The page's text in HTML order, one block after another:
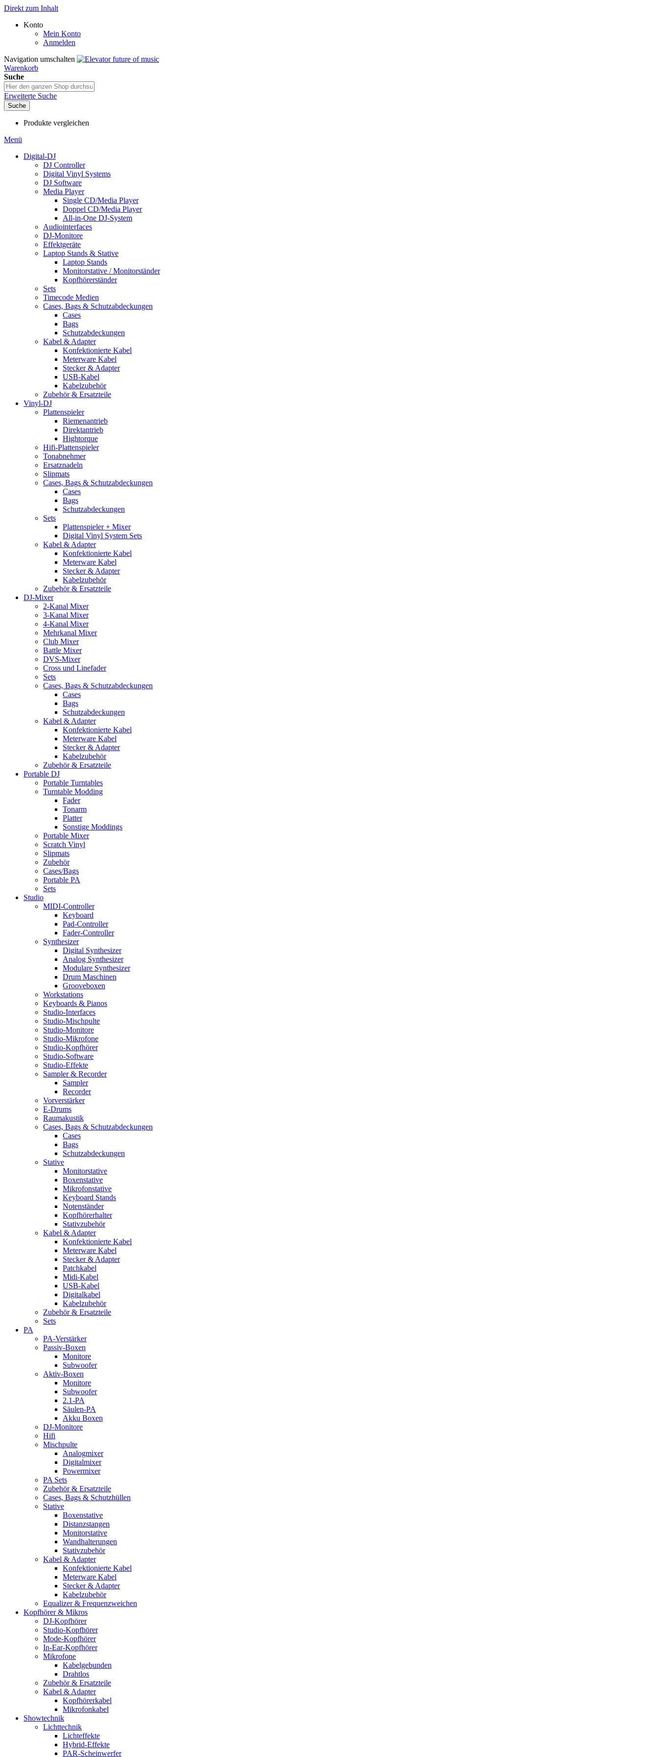
Direkt zum Inhalt
Konto
Mein Konto
Anmelden
Navigation umschalten
Warenkorb
Suche
Erweiterte Suche
Suche
Produkte vergleichen
Menü
Digital-DJ
DJ Controller
Digital Vinyl Systems
DJ Software
Media Player
Single CD/Media Player
Doppel CD/Media Player
All-in-One DJ-System
Audiointerfaces
DJ-Monitore
Effektgeräte
Laptop Stands & Stative
Laptop Stands
Monitorstative / Monitorständer
Kopfhörerständer
Sets
Timecode Medien
Cases, Bags & Schutzabdeckungen
Cases
Bags
Schutzabdeckungen
Kabel & Adapter
Konfektionierte Kabel
Meterware Kabel
Stecker & Adapter
USB-Kabel
Kabelzubehör
Zubehör & Ersatzteile
Vinyl-DJ
Plattenspieler
Riemenantrieb
Direktantrieb
Hightorque
Hifi-Plattenspieler
Tonabnehmer
Ersatznadeln
Slipmats
Cases, Bags & Schutzabdeckungen
Cases
Bags
Schutzabdeckungen
Sets
Plattenspieler + Mixer
Digital Vinyl System Sets
Kabel & Adapter
Konfektionierte Kabel
Meterware Kabel
Stecker & Adapter
Kabelzubehör
Zubehör & Ersatzteile
DJ-Mixer
2-Kanal Mixer
3-Kanal Mixer
4-Kanal Mixer
Mehrkanal Mixer
Club Mixer
Battle Mixer
DVS-Mixer
Cross und Linefader
Sets
Cases, Bags & Schutzabdeckungen
Cases
Bags
Schutzabdeckungen
Kabel & Adapter
Konfektionierte Kabel
Meterware Kabel
Stecker & Adapter
Kabelzubehör
Zubehör & Ersatzteile
Portable DJ
Portable Turntables
Turntable Modding
Fader
Tonarm
Platter
Sonstige Moddings
Portable Mixer
Scratch Vinyl
Slipmats
Zubehör
Cases/Bags
Portable PA
Sets
Studio
MIDI-Controller
Keyboard
Pad-Controller
Fader-Controller
Synthesizer
Digital Synthesizer
Analog Synthesizer
Modulare Synthesizer
Drum Maschinen
Grooveboxen
Workstations
Keyboards & Pianos
Studio-Interfaces
Studio-Mischpulte
Studio-Monitore
Studio-Mikrofone
Studio-Kopfhörer
Studio-Software
Studio-Effekte
Sampler & Recorder
Sampler
Recorder
Vorverstärker
E-Drums
Raumakustik
Cases, Bags & Schutzabdeckungen
Cases
Bags
Schutzabdeckungen
Stative
Monitorstative
Boxenstative
Mikrofonstative
Keyboard Stands
Notenständer
Kopfhörerhalter
Stativzubehör
Kabel & Adapter
Konfektionierte Kabel
Meterware Kabel
Stecker & Adapter
Patchkabel
Midi-Kabel
USB-Kabel
Digitalkabel
Kabelzubehör
Zubehör & Ersatzteile
Sets
PA
PA-Verstärker
Passiv-Boxen
Monitore
Subwoofer
Aktiv-Boxen
Monitore
Subwoofer
2.1-PA
Säulen-PA
Akku Boxen
DJ-Monitore
Hifi
Mischpulte
Analogmixer
Digitalmixer
Powermixer
PA Sets
Zubehör & Ersatzteile
Cases, Bags & Schutzhüllen
Stative
Boxenstative
Distanzstangen
Monitorstative
Wandhalterungen
Stativzubehör
Kabel & Adapter
Konfektionierte Kabel
Meterware Kabel
Stecker & Adapter
Kabelzubehör
Equalizer & Frequenzweichen
Kopfhörer & Mikros
DJ-Kopfhörer
Studio-Kopfhörer
Mode-Kopfhörer
In-Ear-Kopfhörer
Mikrofone
Kabelgebunden
Drahtlos
Zubehör & Ersatzteile
Kabel & Adapter
Kopfhörerkabel
Mikrofonkabel
Showtechnik
Lichttechnik
Lichteffekte
Hybrid-Effekte
PAR-Scheinwerfer